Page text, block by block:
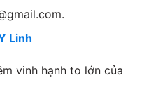
Linh
vinh hạnh to lớn của